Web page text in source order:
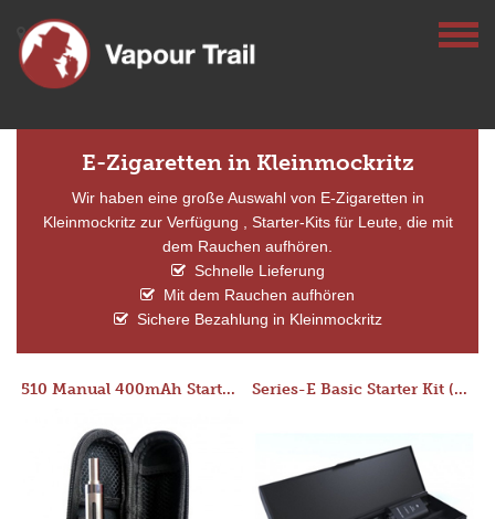
E-Zigaretten in Kleinmockritz
Wir haben eine große Auswahl von E-Zigaretten in
Kleinmockritz zur Verfügung , Starter-Kits für Leute, die mit
dem Rauchen aufhören.
Schnelle Lieferung
Mit dem Rauchen aufhören
Sichere Bezahlung in Kleinmockritz
510 Manual 400mAh Starter Kit Series-E Basic Starter Kit (No Tank)